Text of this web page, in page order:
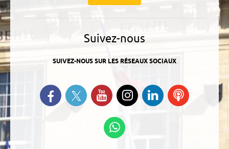
Suivez-nous
SUIVEZ-NOUS SUR LES RÉSEAUX SOCIAUX
Retrouvez-nous sur Facebook
Suivez-nous sur Twitter
Suivez-nous sur YouTube
Suivez-nous sur
Instagram
Retrouvez-
nous sur
Ecoutez